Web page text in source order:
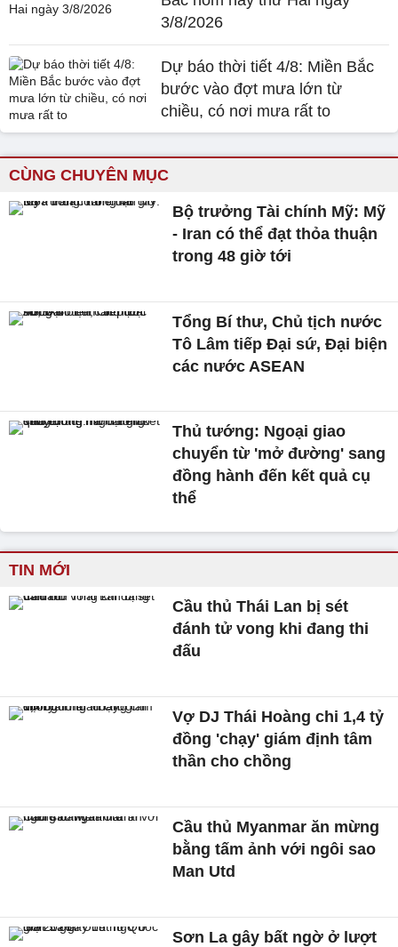
3/8/2026
Dự báo thời tiết 4/8: Miền Bắc
bước vào đợt mưa lớn từ
chiều, có nơi mưa rất to
CÙNG CHUYÊN MỤC
Bộ trưởng Tài chính Mỹ: Mỹ
- Iran có thể đạt thỏa thuận
trong 48 giờ tới
Tổng Bí thư, Chủ tịch nước
Tô Lâm tiếp Đại sứ, Đại biện
các nước ASEAN
Thủ tướng: Ngoại giao
chuyển từ 'mở đường' sang
đồng hành đến kết quả cụ
thể
TIN MỚI
Cầu thủ Thái Lan bị sét
đánh tử vong khi đang thi
đấu
Vợ DJ Thái Hoàng chi 1,4 tỷ
đồng 'chạy' giám định tâm
thần cho chồng
Cầu thủ Myanmar ăn mừng
bằng tấm ảnh với ngôi sao
Man Utd
Sơn La gây bất ngờ ở lượt